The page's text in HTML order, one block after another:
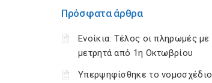
Πρόσφατα άρθρα
Ενοίκια: Τέλος οι πληρωμές με
μετρητά από 1η Οκτωβρίου
Υπερψηφίσθηκε το νομοσχέδιο